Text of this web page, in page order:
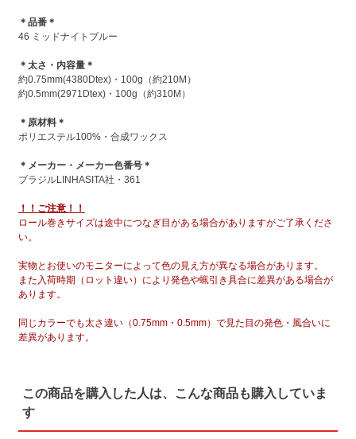
＊品番＊
46 ミッドナイトブルー
＊太さ・内容量＊
約0.75mm(4380Dtex)・100g（約210M）
約0.5mm(2971Dtex)・100g（約310M）
＊原材料＊
ポリエステル100%・合成ワックス
＊メーカー・メーカー色番号＊
ブラジルLINHASITA社・361
！！ご注意！！
ロール巻きサイズは途中につなぎ目がある場合がありますがご了承くださ
い。
実物とお使いのモニターによって色の見え方が異なる場合があります。
また入荷時期（ロット違い）により発色や蝋引き具合に差異がある場合が
あります。
同じカラーでも太さ違い（0.75mm・0.5mm）で見た目の発色・風合いに
差異があります。
この商品を購入した人は、こんな商品も購入していま
す